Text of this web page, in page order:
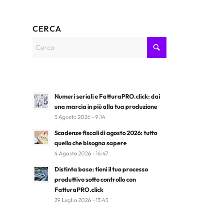
CERCA
Numeri seriali e FatturaPRO.click: dai
una marcia in più alla tua produzione
5 Agosto 2026 - 9:14
Scadenze fiscali di agosto 2026: tutto
quello che bisogna sapere
4 Agosto 2026 - 16:47
Distinta base: tieni il tuo processo
produttivo sotto controllo con
FatturaPRO.click
29 Luglio 2026 - 13:45